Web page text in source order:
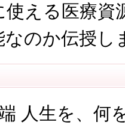
使える医療
のか伝授し
人生を、何